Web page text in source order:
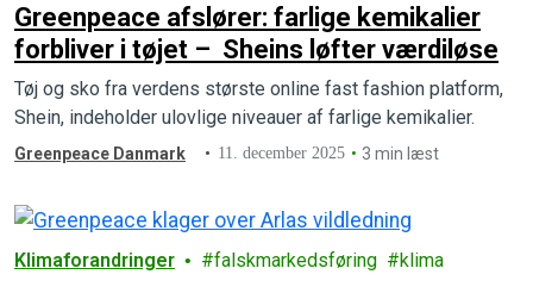
Greenpeace afslører: farlige kemikalier
forbliver i tøjet – Sheins løfter værdiløse
Tøj og sko fra verdens største online fast fashion platform,
Shein, indeholder ulovlige niveauer af farlige kemikalier.
Greenpeace Danmark 11. december 2025 3 min læst
Klimaforandringer falskmarkedsføring klima